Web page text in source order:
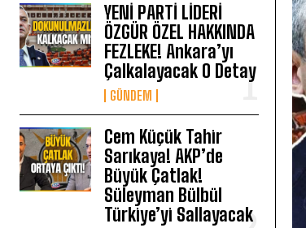
YENİ PARTİ LİDERİ
ÖZGÜR ÖZEL HAKKINDA
FEZLEKE! Ankara’yı
Çalkalayacak O Detay
GÜNDEM
Cem Küçük Tahir
Sarıkaya! AKP’de
Büyük Çatlak!
Süleyman Bülbül
Türkiye’yi Sallayacak